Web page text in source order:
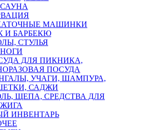
МАШИНКИ
И БАРБЕКЮ
СТУЛЬЯ
ДЛЯ ПИКНИКА,
ПОСУДА
УЧАГИ, ШАМПУРА,
САДЖИ
ЩЕПА, СРЕДСТВА ДЛЯ
ИНВЕНТАРЬ